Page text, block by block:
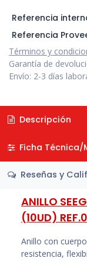
Referencia
Referencia
Términos y
Garantía de
Envío: 2-3 días
Descripción
Ficha
Reseñas y
ANILLO
(10UD)
Anillo con
resistencia,